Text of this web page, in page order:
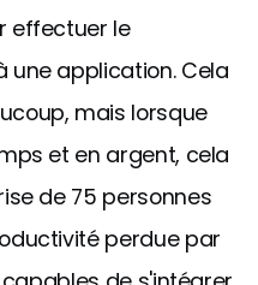
effectuer le
une application. Cela
mais lorsque
et en argent, cela
de 75 personnes
perdue par